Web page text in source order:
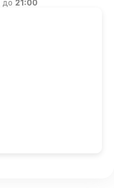
до 21:00